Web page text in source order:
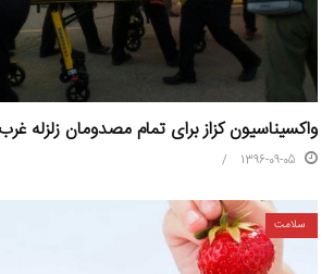
واکسیناسیون کزاز برای تمام مصدومان زلزله
1396-09-05
سلامت